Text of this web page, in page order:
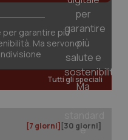
per garantire più
Ma servono
Tutti gli speciali
[7 giorni] [30 giorni]